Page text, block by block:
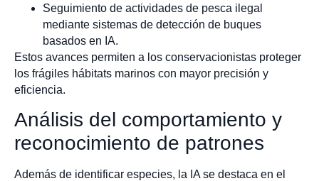
Seguimiento de actividades de pesca ilegal
mediante sistemas de detección de buques
basados en IA.
Estos avances permiten a los conservacionistas proteger
los frágiles hábitats marinos con mayor precisión y
eficiencia.
Análisis del comportamiento y
reconocimiento de patrones
Además de identificar especies, la IA se destaca en el